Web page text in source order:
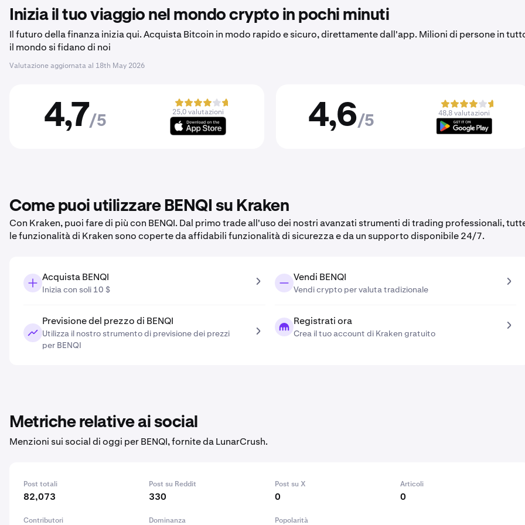
Inizia il tuo viaggio nel mondo crypto in pochi minuti
Il futuro della finanza inizia qui. Acquista Bitcoin in modo rapido e sicuro, direttamente dall'app. Milioni di persone in
il mondo si fidano di noi
Valutazione aggiornata al 18th May 2026
4,7/5
25,0 valutazioni 4,6/5
48,8 valutazioni
Come puoi utilizzare BENQI su Kraken
Con Kraken, puoi fare di più con BENQI. Dal primo trade all'uso dei nostri avanzati strumenti di trading professionali,
le funzionalità di Kraken sono coperte da affidabili funzionalità di sicurezza e da un supporto disponibile 24/7.
Acquista BENQI
Inizia con soli 10 $
Vendi BENQI
Vendi crypto per valuta tradizionale
Previsione del prezzo di BENQI
Utilizza il nostro strumento di previsione dei prezzi
per BENQI
Registrati ora
Crea il tuo account di Kraken gratuito
Metriche relative ai social
Menzioni sui social di oggi per BENQI, fornite da LunarCrush.
Post totali
82,073
Post su Reddit
330
Post su X
0
Articoli
0
Contributori Dominanza Popolarità